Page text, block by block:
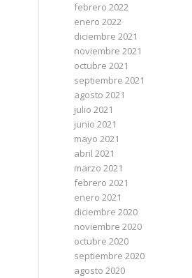
febrero 2022
enero 2022
diciembre 2021
noviembre 2021
octubre 2021
septiembre 2021
agosto 2021
julio 2021
junio 2021
mayo 2021
abril 2021
marzo 2021
febrero 2021
enero 2021
diciembre 2020
noviembre 2020
octubre 2020
septiembre 2020
agosto 2020